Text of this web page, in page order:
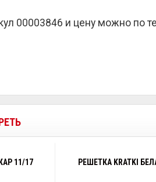
00003846 и цену можно по
11/17 РЕШЕТКА KRATKI